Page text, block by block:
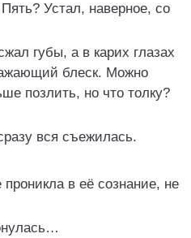
Устал, наверное, со
губы, а в карих глазах
блеск. Можно
позлить, но что толку?
вся съежилась.
в её сознание, не